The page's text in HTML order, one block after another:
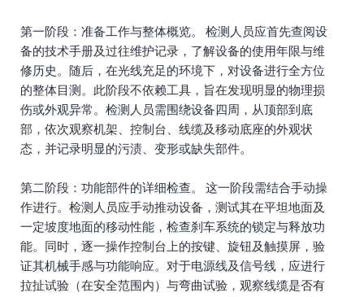
第一阶段：准备工作与整体概览。 检测人员应首先查阅设
备的技术手册及过往维护记录，了解设备的使用年限与维
修历史。随后，在光线充足的环境下，对设备进行全方位
的整体目测。此阶段不依赖工具，旨在发现明显的物理损
伤或外观异常。检测人员需围绕设备四周，从顶部到底
部，依次观察机架、控制台、线缆及移动底座的外观状
态，并记录明显的污渍、变形或缺失部件。
第二阶段：功能部件的详细检查。 这一阶段需结合手动操
作进行。检测人员应手动推动设备，测试其在平坦地面及
一定坡度地面的移动性能，检查刹车系统的锁定与释放功
能。同时，逐一操作控制台上的按键、旋钮及触摸屏，验
证其机械手感与功能响应。对于电源线及信号线，应进行
拉扯试验（在安全范围内）与弯曲试验，观察线缆是否有